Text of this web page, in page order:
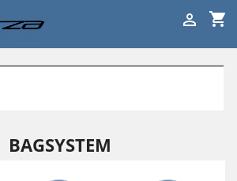
shopping_cart

BAGSYSTEM